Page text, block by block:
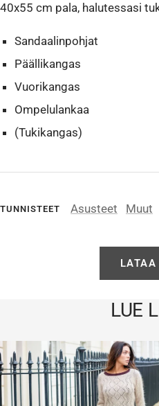
TUNNISTEET Asusteet Muut
40x55 cm pala, halutessasi
Sandaalinpohjat
Päällikangas
Vuorikangas
Ompelulankaa
(Tukikangas)
LUE